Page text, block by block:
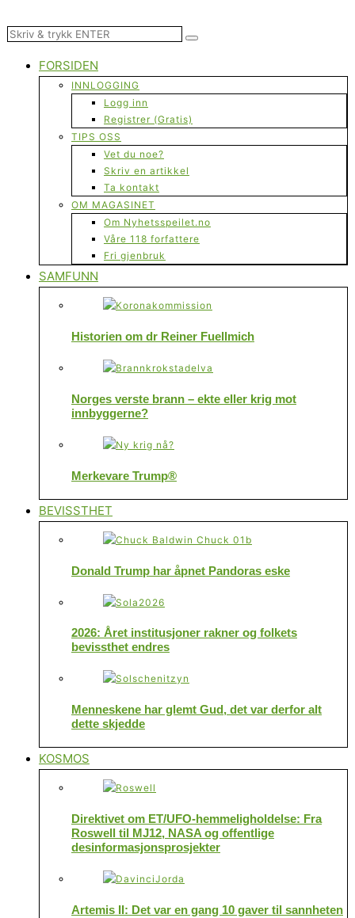
FORSIDEN
INNLOGGING
Logg inn
Registrer (Gratis)
TIPS OSS
Vet du noe?
Skriv en artikkel
Ta kontakt
OM MAGASINET
Om Nyhetsspeilet.no
Våre 118 forfattere
Fri gjenbruk
SAMFUNN
Historien om dr Reiner Fuellmich
Norges verste brann – ekte eller krig mot
innbyggerne?
Merkevare Trump®
BEVISSTHET
Donald Trump har åpnet Pandoras eske
2026: Året institusjoner rakner og folkets
bevissthet endres
Menneskene har glemt Gud, det var derfor alt
dette skjedde
KOSMOS
Direktivet om ET/UFO-hemmeligholdelse: Fra
Roswell til MJ12, NASA og offentlige
desinformasjonsprosjekter
Artemis II: Det var en gang 10 gaver til sannheten